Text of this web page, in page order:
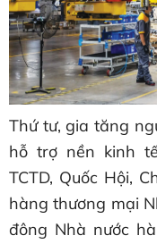
Thứ tư, gia tăng
hỗ trợ nền kinh
TCTD, Quốc Hội,
hàng thương mại
đông Nhà nước